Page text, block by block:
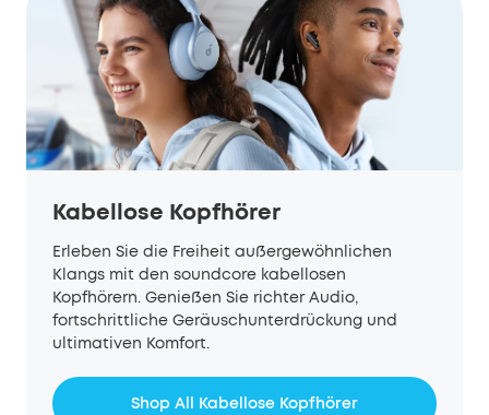
Kabellose Kopfhörer
Erleben Sie die Freiheit außergewöhnlichen
Klangs mit den soundcore kabellosen
Kopfhörern. Genießen Sie richter Audio,
fortschrittliche Geräuschunterdrückung und
ultimativen Komfort.
Shop All Kabellose Kopfhörer